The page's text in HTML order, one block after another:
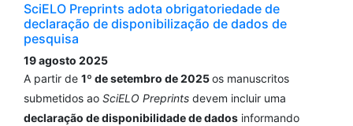
SciELO Preprints adota obrigatoriedade de
declaração de disponibilização de dados de
pesquisa
19 agosto 2025
A partir de 1º de setembro de 2025os manuscritos
submetidos ao SciELO Preprints devem incluir uma
declaração de disponibilidade de dados informando